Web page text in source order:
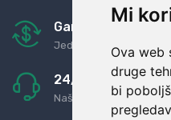
Mi
Ova web
druge
bi
Garancija u
Jednostavno pravilo:
24/7 odlična
Naši agenti uvijek na